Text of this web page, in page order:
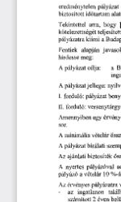
eredménytelen pályázat
biztosított időtartam
Tekintettel arra, hogy
kötelezettségét
pályázatra kiírni a
Fentiek alapján
hirdesse meg:
A pályázat célja: a
A pályázat jellege:
I. forduló: pályázat
II. forduló:
Amennyiben egy
sor.
A minimális vételár
A pályázat bírálati
Az ajánlati biztosíték
A nyertes pályázóval
pályázó a vételár 10%-
Az érvényes pályázatra
-
az ingatlanon
számított 2 éven